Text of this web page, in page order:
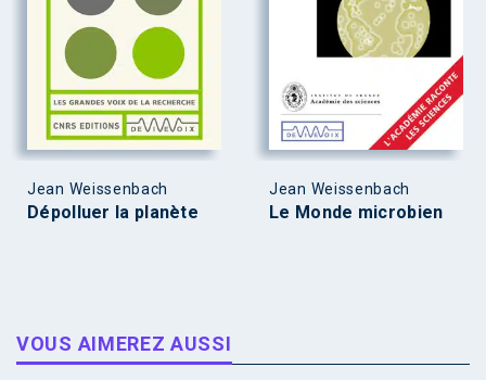
Jean Weissenbach
Dépolluer la planète
Jean Weissenbach
Le Monde microbien
VOUS AIMEREZ AUSSI